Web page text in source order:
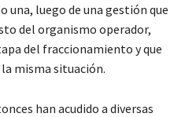
una, luego de una gestión que
del organismo operador,
del fraccionamiento y que
misma situación.
han acudido a diversas